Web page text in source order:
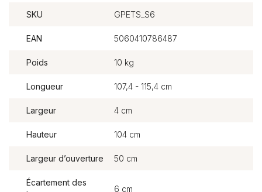
SKU GPETS_S6
EAN 5060410786487
Poids 10 kg
Longueur 107,4 - 115,4 cm
Largeur 4 cm
Hauteur 104 cm
Largeur d’ouverture 50 cm
Écartement des
6 cm